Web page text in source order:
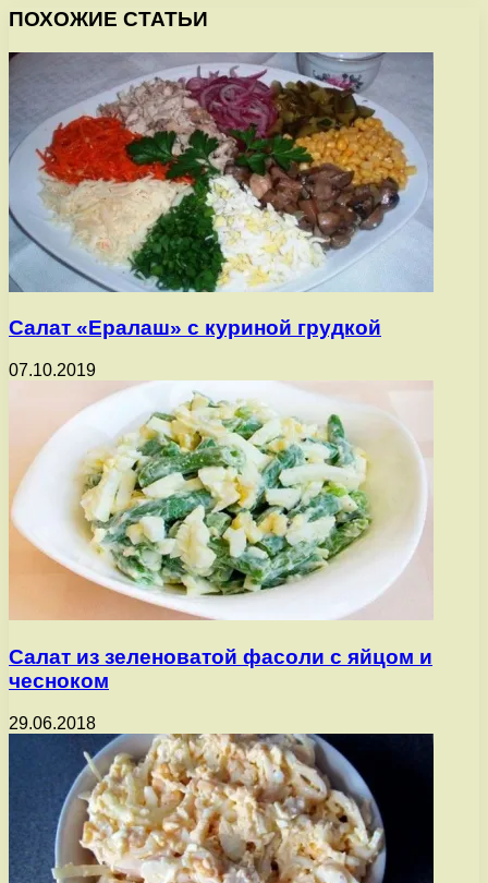
ПОХОЖИЕ СТАТЬИ
Салат «Ералаш» с куриной грудкой
07.10.2019
Салат из зеленоватой фасоли с яйцом и
чесноком
29.06.2018